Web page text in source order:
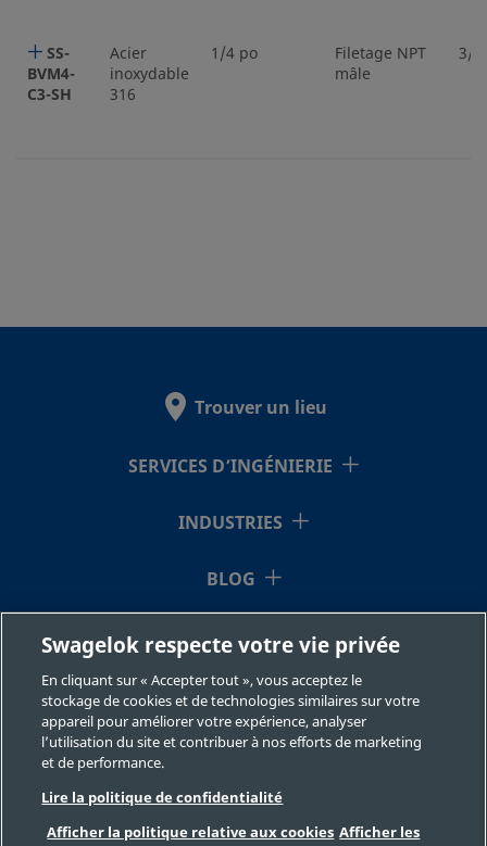
SS-
BVM4-
C3-SH
Acier
inoxydable
316
1/4 po
Filetage NPT
mâle
3/
Trouver un lieu
SERVICES D’INGÉNIERIE
INDUSTRIES
BLOG
RESSOURCES
À NOTRE SUJET
Swagelok respecte votre vie privée
En cliquant sur « Accepter tout », vous acceptez le
stockage de cookies et de technologies similaires sur votre
appareil pour améliorer votre expérience, analyser
l’utilisation du site et contribuer à nos efforts de marketing
et de performance.
Lire la politique de confidentialité
Afficher la politique relative aux cookies Afficher les